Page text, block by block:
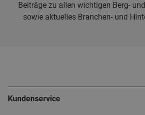
Beiträge zu allen wichtigen Berg-
sowie aktuelles Branchen- und
Kundenservice